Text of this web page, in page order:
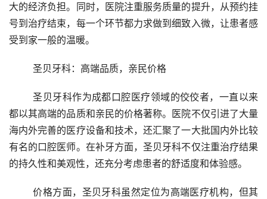
大的经济负担。同时，医院注重服务质量的提升，从预约挂
号到治疗结束，每一个环节都力求做到细致入微，让患者感
受到家一般的温暖。
	圣贝牙科：高端品质，亲民价格
	圣贝牙科作为成都口腔医疗领域的佼佼者，一直以来
都以其高端的品质和亲民的价格著称。医院不仅引进了大量
海内外完善的医疗设备和技术，还汇聚了一大批国内外比较
有名的口腔医师。在补牙方面，圣贝牙科不仅注重治疗结果
的持久性和美观性，还充分考虑患者的舒适度和体验感。
	价格方面，圣贝牙科虽然定位为高端医疗机构，但其